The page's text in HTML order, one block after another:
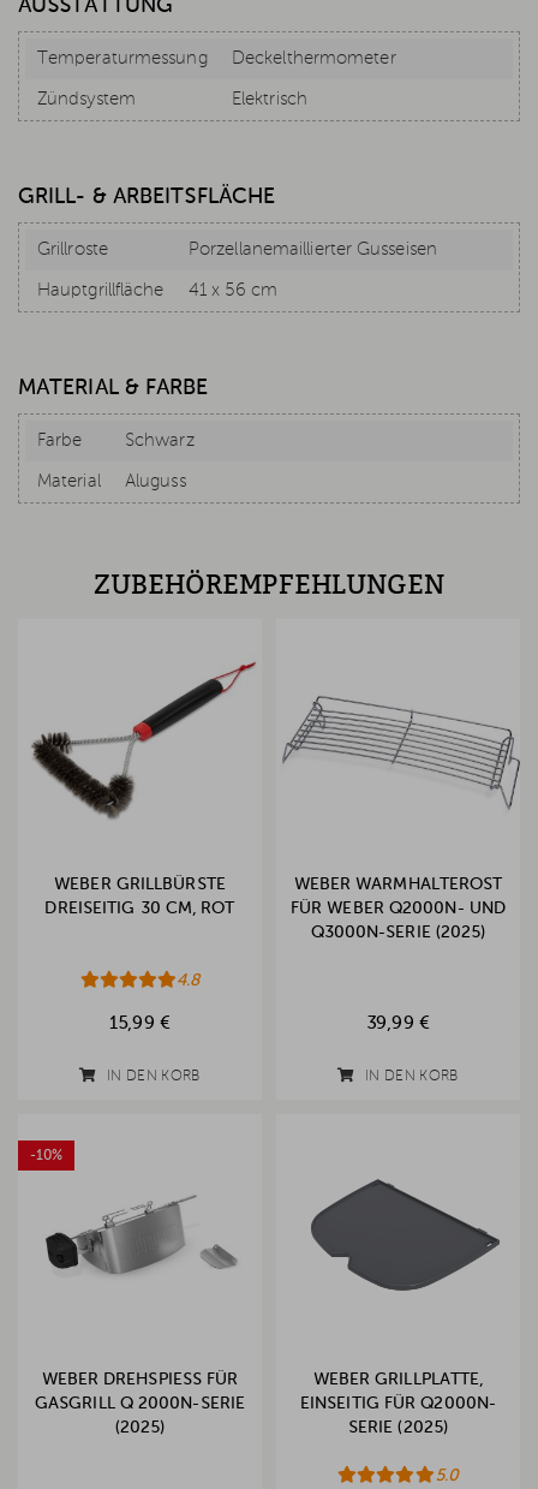
AUSSTATTUNG
Temperaturmessung Deckelthermometer
Zündsystem Elektrisch
GRILL- & ARBEITSFLÄCHE
Grillroste Porzellanemaillierter Gusseisen
Hauptgrillfläche 41 x 56 cm
MATERIAL & FARBE
Farbe Schwarz
Material Aluguss
ZUBEHÖREMPFEHLUNGEN
WEBER GRILLBÜRSTE
DREISEITIG 30 CM, ROT
4.8
15,99 €
IN DEN KORB
WEBER WARMHALTEROST
FÜR WEBER Q2000N- UND
Q3000N-SERIE (2025)
39,99 €
IN DEN KORB
-10%
WEBER DREHSPIESS FÜR G
ASGRILL Q 2000N-SERIE (
2025)
WEBER GRILLPLATTE,
EINSEITIG FÜR Q2000N-
SERIE (2025)
5.0